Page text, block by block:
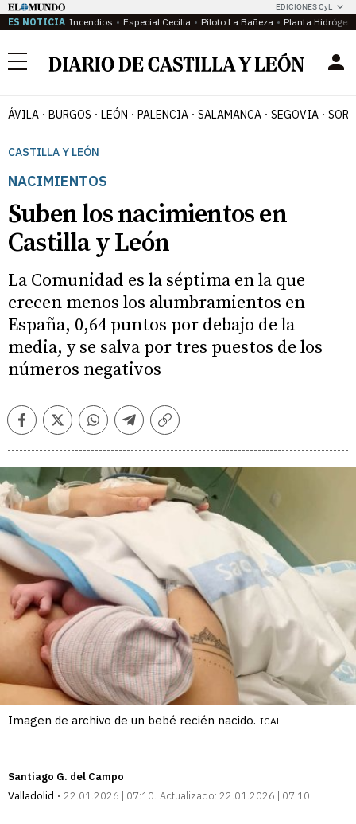
EDICIONES CyL
ES NOTICIA Incendios Especial Cecilia Piloto La Bañeza Planta
Menú
ÁVILA BURGOS LEÓN PALENCIA SALAMANCA SEGOVIA
CASTILLA Y LEÓN
NACIMIENTOS
Suben los nacimientos en
Castilla y León
La Comunidad es la séptima en la que
crecen menos los alumbramientos en
España, 0,64 puntos por debajo de la
media, y se salva por tres puestos de los
números negativos
FacebookTwitterWhatsappTelegramCopiar
Imagen de archivo de un bebé recién nacido. ICAL
Santiago G. del Campo
Valladolid
22.01.2026 | 07:10 Actualizado: 22.01.2026 | 07:10